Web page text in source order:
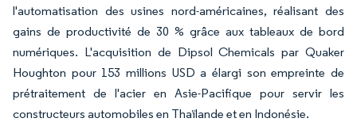
l'automatisation des usines nord-américaines, réalisant des
gains de productivité de 30 % grâce aux tableaux de bord
numériques. L'acquisition de Dipsol Chemicals par Quaker
Houghton pour 153 millions USD a élargi son empreinte de
prétraitement de l'acier en Asie-Pacifique pour servir les
constructeurs automobiles en Thaïlande et en Indonésie.